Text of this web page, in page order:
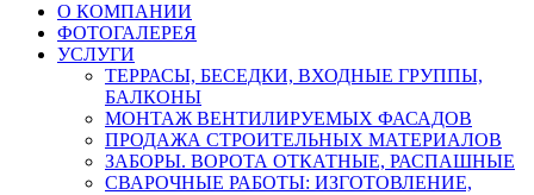
О КОМПАНИИ
ФОТОГАЛЕРЕЯ
УСЛУГИ
ТЕРРАСЫ, БЕСЕДКИ, ВХОДНЫЕ ГРУППЫ,
БАЛКОНЫ
МОНТАЖ ВЕНТИЛИРУЕМЫХ ФАСАДОВ
ПРОДАЖА СТРОИТЕЛЬНЫХ МАТЕРИАЛОВ
ЗАБОРЫ. ВОРОТА ОТКАТНЫЕ, РАСПАШНЫЕ
СВАРОЧНЫЕ РАБОТЫ: ИЗГОТОВЛЕНИЕ,